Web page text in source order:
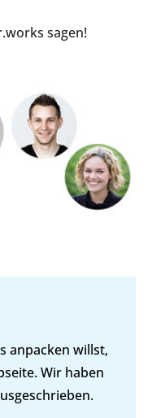
sagen!
anpacken willst,
Wir haben